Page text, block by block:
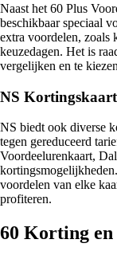
Naast het 60 Plus
beschikbaar speciaal
extra voordelen, zoals
keuzedagen. Het is
vergelijken en te
NS
NS biedt ook diverse
tegen gereduceerd
Voordeelurenkaart,
voordelen van elke
profiteren.
60 Korting en